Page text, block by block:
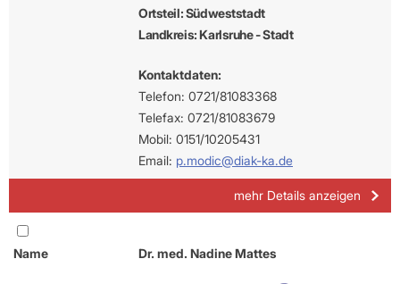
Ortsteil: Südweststadt
Landkreis: Karlsruhe - Stadt
Kontaktdaten:
Telefon: 0721/81083368
Telefax: 0721/81083679
Mobil: 0151/10205431
Email: p.modic@diak-ka.de
mehr Details anzeigen
Name Dr. med. Nadine Mattes